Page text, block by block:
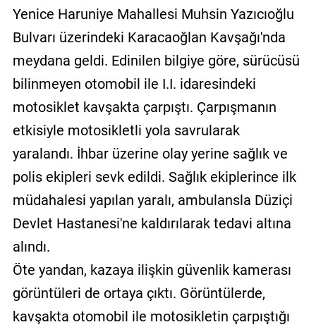
Yenice Haruniye Mahallesi Muhsin Yazıcıoğlu
Bulvarı üzerindeki Karacaoğlan Kavşağı'nda
meydana geldi. Edinilen bilgiye göre, sürücüsü
bilinmeyen otomobil ile I.I. idaresindeki
motosiklet kavşakta çarpıştı. Çarpışmanın
etkisiyle motosikletli yola savrularak
yaralandı. İhbar üzerine olay yerine sağlık ve
polis ekipleri sevk edildi. Sağlık ekiplerince ilk
müdahalesi yapılan yaralı, ambulansla Düziçi
Devlet Hastanesi'ne kaldırılarak tedavi altına
alındı.
Öte yandan, kazaya ilişkin güvenlik kamerası
görüntüleri de ortaya çıktı. Görüntülerde,
kavşakta otomobil ile motosikletin çarpıştığı